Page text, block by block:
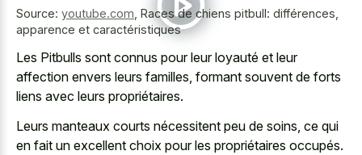
Source: youtube.com Races de chiens pitbull: différences,
apparence et caractéristiques
Les Pitbulls sont connus pour leur loyauté et leur
affection envers leurs familles, formant souvent de forts
liens avec leurs propriétaires.
Leurs manteaux courts nécessitent peu de soins, ce qui
en fait un excellent choix pour les propriétaires occupés.